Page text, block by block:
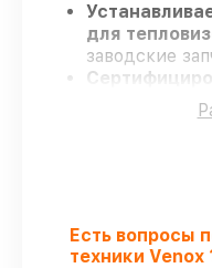
для
заводские
проходят
навыков, что
работ и
Есть вопросы
техники Venox